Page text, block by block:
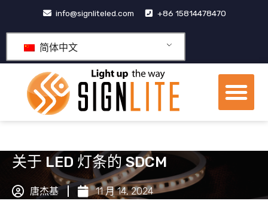
内
info@signliteled.com +86 15814478470
简体中文
菜
单
关于 LED 灯条的 SDCM
唐杰基 11 月 14, 2024